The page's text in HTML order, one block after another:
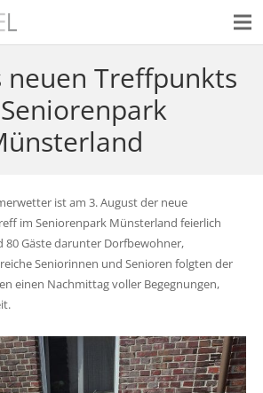
neuen Treffpunkts
ist am 3. August der neue
im Seniorenpark Münsterland feierlich
Gäste darunter Dorfbewohner,
Seniorinnen und Senioren folgten der
einen Nachmittag voller Begegnungen,